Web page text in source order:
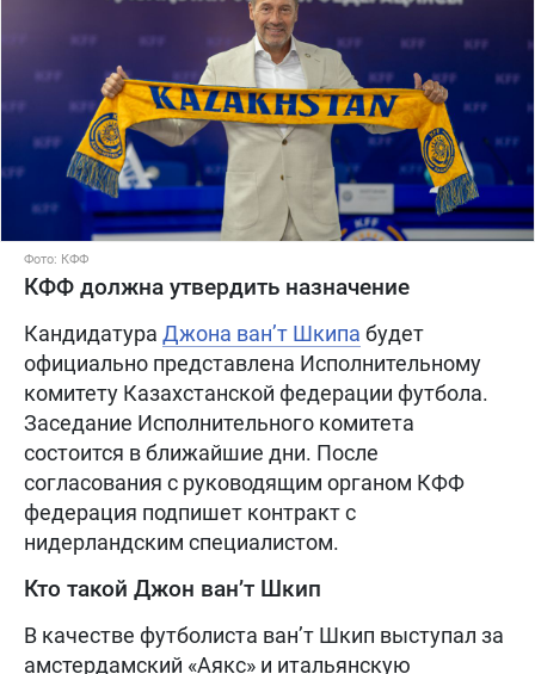
Фото: КФФ
КФФ должна утвердить назначение
Кандидатура Джона ван’т Шкипа будет
официально представлена Исполнительному
комитету Казахстанской федерации футбола.
Заседание Исполнительного комитета
состоится в ближайшие дни. После
согласования с руководящим органом КФФ
федерация подпишет контракт с
нидерландским специалистом.
Кто такой Джон ван’т Шкип
В качестве футболиста ван’т Шкип выступал за
амстердамский «Аякс» и итальянскую